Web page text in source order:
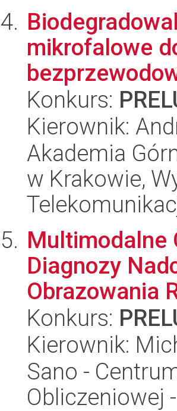
mikrofalowe
Konkurs:
Kierownik:
Akademia
w Krakowie,
Multimodalne
Diagnozy
Obrazowania
Konkurs:
Kierownik:
Sano -
Obliczeniowej